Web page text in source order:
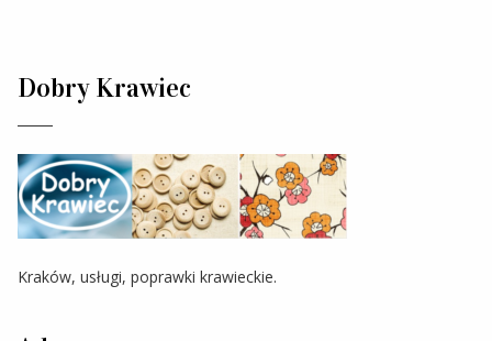
Dobry Krawiec
Kraków, usługi, poprawki krawieckie.